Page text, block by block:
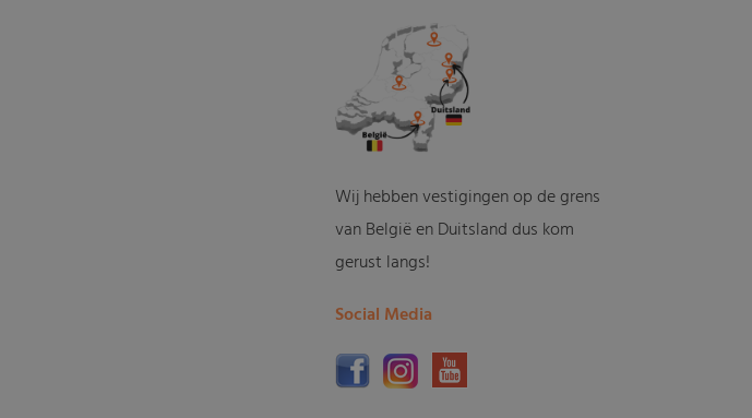
Wij hebben vestigingen op de grens
van België en Duitsland dus kom
gerust langs!
Social Media